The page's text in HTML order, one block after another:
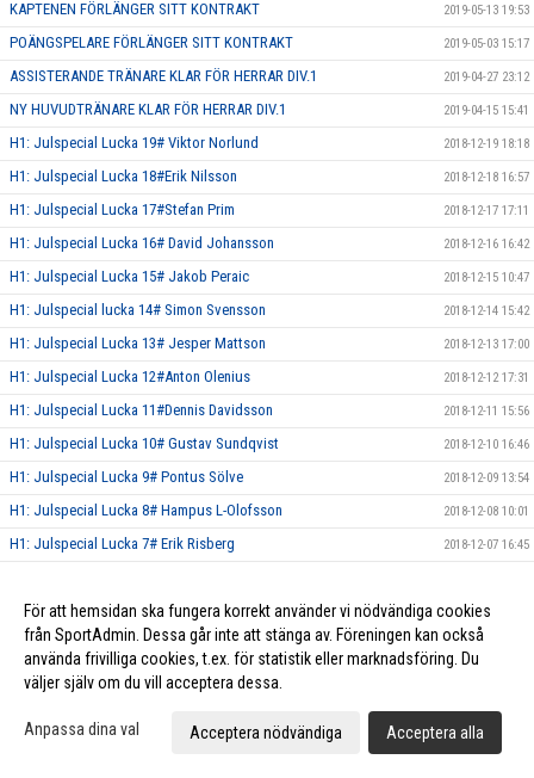
KAPTENEN FÖRLÄNGER SITT KONTRAKT 2019-05-13 19:53
POÄNGSPELARE FÖRLÄNGER SITT KONTRAKT 2019-05-03 15:17
ASSISTERANDE TRÄNARE KLAR FÖR HERRAR DIV.1 2019-04-27 23:12
NY HUVUDTRÄNARE KLAR FÖR HERRAR DIV.1 2019-04-15 15:41
H1: Julspecial Lucka 19# Viktor Norlund 2018-12-19 18:18
H1: Julspecial Lucka 18#Erik Nilsson 2018-12-18 16:57
H1: Julspecial Lucka 17#Stefan Prim 2018-12-17 17:11
H1: Julspecial Lucka 16# David Johansson 2018-12-16 16:42
H1: Julspecial Lucka 15# Jakob Peraic 2018-12-15 10:47
H1: Julspecial lucka 14# Simon Svensson 2018-12-14 15:42
H1: Julspecial Lucka 13# Jesper Mattson 2018-12-13 17:00
H1: Julspecial Lucka 12#Anton Olenius 2018-12-12 17:31
H1: Julspecial Lucka 11#Dennis Davidsson 2018-12-11 15:56
H1: Julspecial Lucka 10# Gustav Sundqvist 2018-12-10 16:46
H1: Julspecial Lucka 9# Pontus Sölve 2018-12-09 13:54
H1: Julspecial Lucka 8# Hampus L-Olofsson 2018-12-08 10:01
H1: Julspecial Lucka 7# Erik Risberg 2018-12-07 16:45
H1: Julspecial Lucka 5# Elias Persson 2018-12-05 17:55
H1: Julspecial Lucka 4# Patrik Liimatainen 2018-12-04 16:37
H1: Julspecial Lucka 3# Hugo Norlund
2018-12-02 11:18
H1: Julspecial Lucka 1# Jesper Nilsson
För att hemsidan ska fungera korrekt använder vi nödvändiga cookies
från SportAdmin. Dessa går inte att stänga av. Föreningen kan också
använda frivilliga cookies, t.ex. för statistik eller marknadsföring. Du
väljer själv om du vill acceptera dessa.
Anpassa dina val Acceptera nödvändiga Acceptera alla